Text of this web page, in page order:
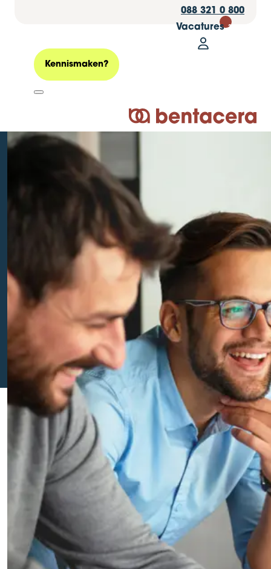
088 321 0 800
Vacatures 30
Mijn
Logo Bentacera
Kennismaken?
Jouw medewerkers
als grootste fan –
Employer Branding
Geplaatst op: 17 juli 2020
HRM